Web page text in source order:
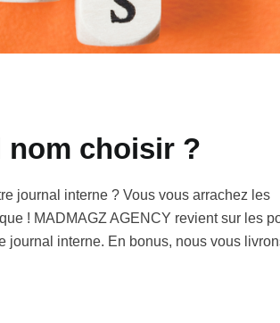
nom choisir ?
journal interne ? Vous vous arrachez les
! MADMAGZ AGENCY revient sur les
journal interne. En bonus, nous vous